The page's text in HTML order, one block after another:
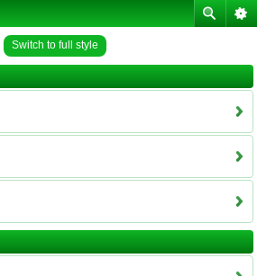
Switch to full style